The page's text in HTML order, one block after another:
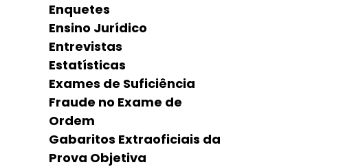
Enquetes
Ensino Jurídico
Entrevistas
Estatísticas
Exames de Suficiência
Fraude no Exame de
Ordem
Gabaritos Extraoficiais da
Prova Objetiva